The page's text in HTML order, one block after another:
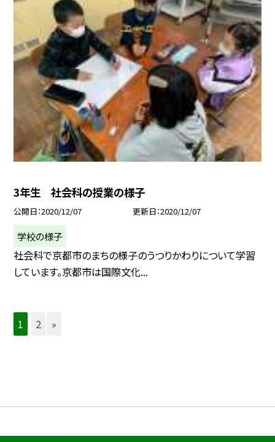
3年生 社会科の授業の様子
公開日 2020/12/07 更新日 2020/12/07
学校の様子
社会科で京都市のまちの様子のうつりかわりについて学習
しています。京都市は国際文化...
1 2 »